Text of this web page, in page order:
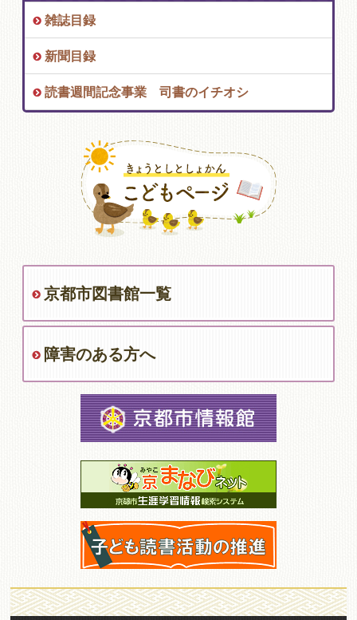
雑誌目録
新聞目録
読書週間記念事業 司書のイチオシ
京都市図書館一覧
障害のある方へ